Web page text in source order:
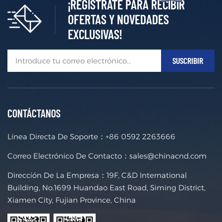
acceso a
la energía
solar en
tejados
de Puerto
Rico.
¡REGÍSTRATE PARA RECIBIR
OFERTAS Y NOVEDADES
EXCLUSIVAS!
CONTÁCTANOS
Línea Directa De Soporte： +86 0592 2263666
Correo Electrónico De Contacto： sales@chinacnd.com
Dirección De La Empresa：19F, C&D International
Building, No.1699 Huandao East Road, Siming District,
Xiamen City, Fujian Province, China